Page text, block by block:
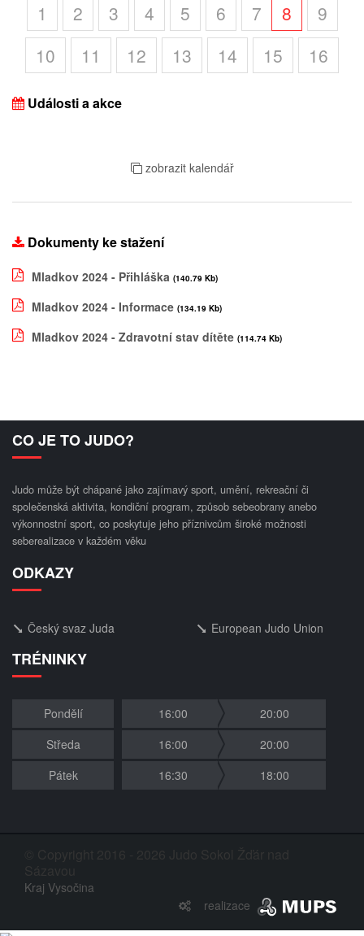
1 2 3 4 5 6 7 8
9
10
11 12 13 14 15 16
Události a akce
zobrazit kalendář
Dokumenty ke stažení
Mladkov 2024 - Přihláška (140.79 Kb)
Mladkov 2024 - Informace (134.19 Kb)
Mladkov 2024 - Zdravotní stav dítěte (114.74 Kb)
CO JE TO JUDO?
Judo může být chápané jako zajímavý sport, umění, rekreační či
společenská aktivita, kondiční program, způsob sebeobrany anebo
výkonnostní sport, co poskytuje jeho příznivcům široké možnosti
seberealizace v každém věku
ODKAZY
Český svaz Juda European Judo Union
TRÉNINKY
Pondělí 16:00
20:00
Středa
16:00
20:00
Pátek
16:30 18:00
© Copyright 2016 - 2026 Judo Sokol Žďár nad
Sázavou
Kraj Vysočina
realizace